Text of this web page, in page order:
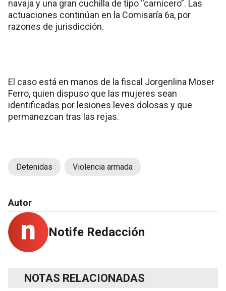
navaja y una gran cuchilla de tipo “carnicero”. Las
actuaciones continúan en la Comisaría 6a, por
razones de jurisdicción.
El caso está en manos de la fiscal Jorgenlina Moser
Ferro, quien dispuso que las mujeres sean
identificadas por lesiones leves dolosas y que
permanezcan tras las rejas.
Detenidas Violencia armada
Autor
Notife Redacción
NOTAS RELACIONADAS